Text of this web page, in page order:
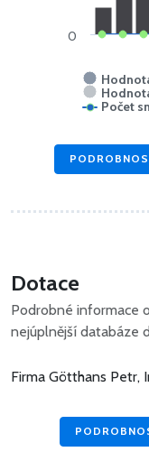
Počet
0
Dotace
Podrobné informace
nejúplnější databáze
Firma Götthans Petr,